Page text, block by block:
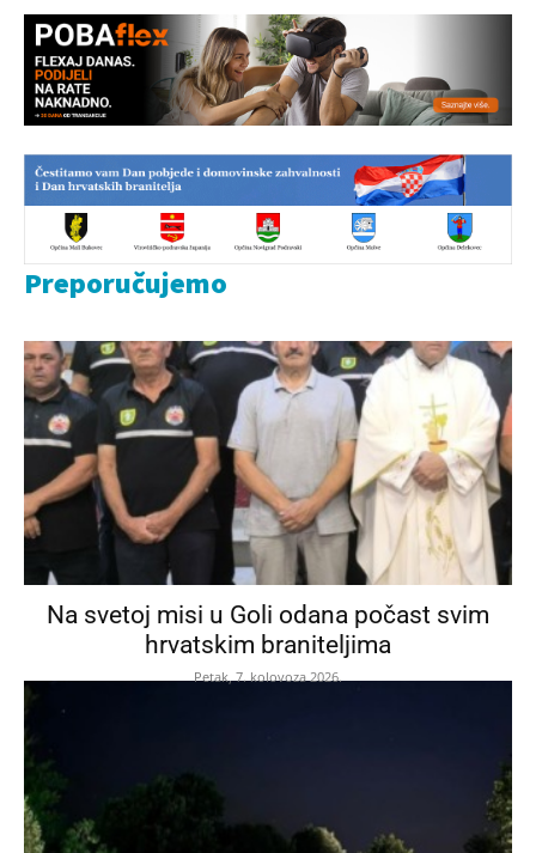
Preporučujemo
Na svetoj misi u Goli odana počast svim
hrvatskim braniteljima
Petak, 7. kolovoza 2026.